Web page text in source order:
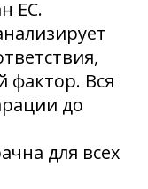
ЕС.
фактор. Вся
до
для всех